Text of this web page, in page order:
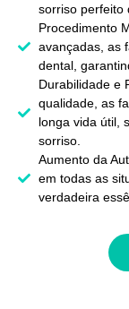
sorriso perfeito
Procedimento
avançadas, as
dental,
Durabilidade e
qualidade, as
longa vida útil,
sorriso.
Aumento da
em todas as
verdadeira